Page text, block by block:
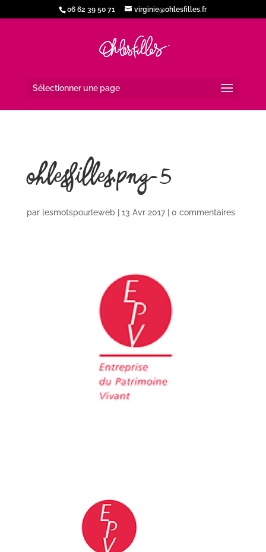
06 62 39 50 71 virginie@ohlesfilles.fr
Sélectionner une page
ohlesfilles.png-5
par lesmotspourleweb| 13 Avr 2017| 0 commentaires